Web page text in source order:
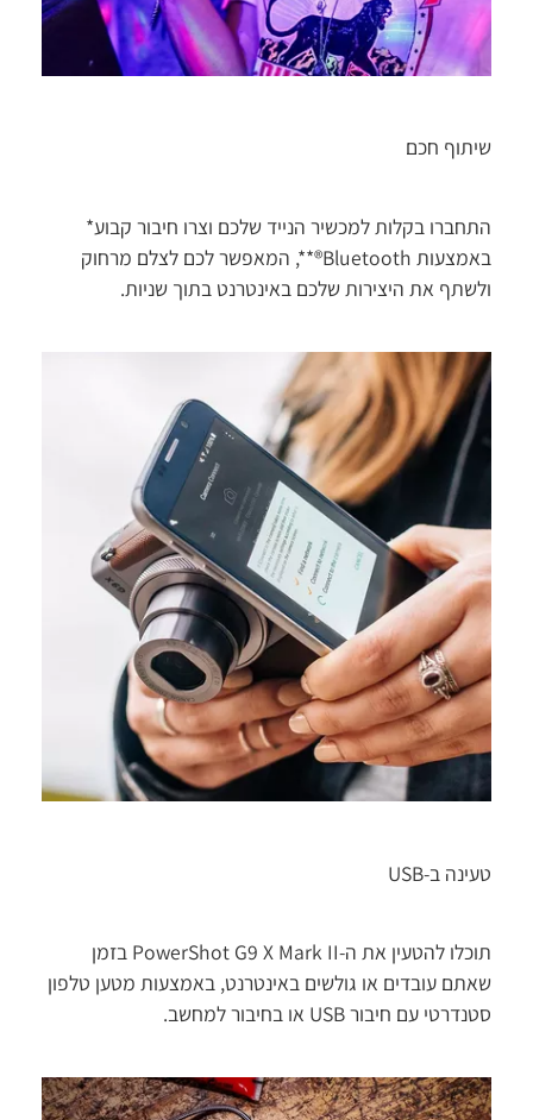
שיתוף חכם
התחברו בקלות למכשיר הנייד שלכם וצרו חיבור קבוע*
באמצעות Bluetooth®**, המאפשר לכם לצלם מרחוק
ולשתף את היצירות שלכם באינטרנט בתוך שניות.
טעינה ב-USB
תוכלו להטעין את ה-PowerShot G9 X Mark II בזמן
שאתם עובדים או גולשים באינטרנט, באמצעות מטען טלפון
סטנדרטי עם חיבור USB או בחיבור למחשב.